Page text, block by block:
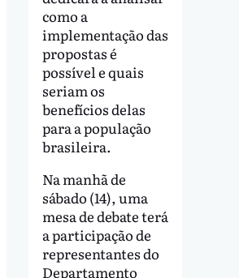
como a
implementação das
propostas é
possível e quais
seriam os
benefícios delas
para a população
brasileira.
Na manhã de
sábado (14), uma
mesa de debate terá
a participação de
representantes do
Departamento